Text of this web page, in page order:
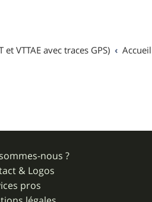
et VTTAE avec traces GPS)
nous ?
& Logos
pros